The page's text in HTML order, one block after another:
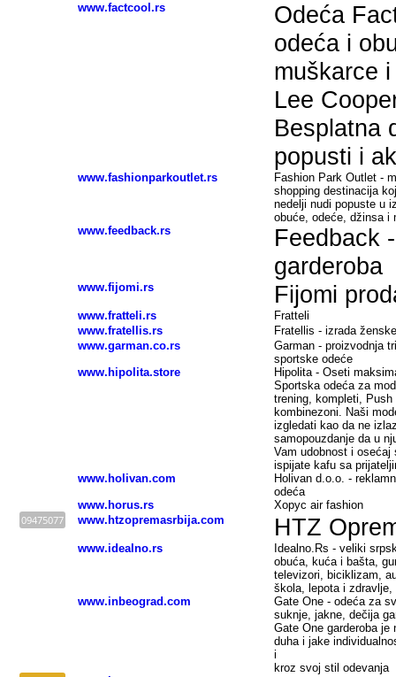
www.factcool.rs
Odeća
odeća i
muškarce
Lee
Besplatna
popusti i
www.fashionparkoutlet.rs
Fashion Park Outlet -
shopping destinacija
nedelji nudi popuste u
obuće, odeće, džinsa i
www.feedback.rs
Feedback
garderoba
www.fijomi.rs Fijomi
www.fratteli.rs
Fratteli
www.fratellis.rs
Fratellis - izrada
www.garman.co.rs
Garman - proizvodnja
sportske odeće
www.hipolita.store
Hipolita - Oseti
Sportska odeća za
trening, kompleti,
kombinezoni. Naši
izgledati kao da ne
samopouzdanje da u
Vam udobnost i
ispijate kafu sa
www.holivan.com
Holivan d.o.o. -
odeća
www.horus.rs
Xopyc air fashion
09475077
www.htzopremasrbija.com HTZ
www.idealno.rs
Idealno.Rs - veliki
obuća, kuća i bašta,
televizori, biciklizam,
škola, lepota i
www.inbeograd.com
Gate One - odeća za
suknje, jakne, dečija
Gate One garderoba je
duha i jake
i
kroz svoj stil odevanja